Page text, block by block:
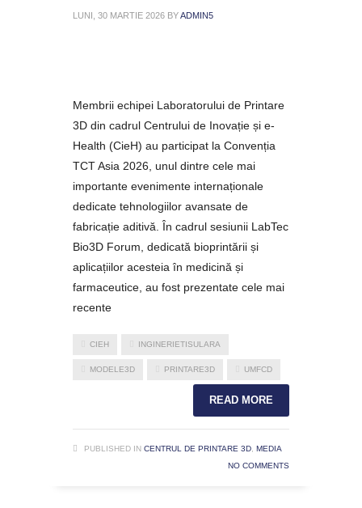
LUNI, 30 MARTIE 2026 BYADMIN5
Membrii echipei Laboratorului de Printare
3D din cadrul Centrului de Inovație și e-
Health (CieH) au participat la Convenția
TCT Asia 2026, unul dintre cele mai
importante evenimente internaționale
dedicate tehnologiilor avansate de
fabricație aditivă. În cadrul sesiunii LabTec
Bio3D Forum, dedicată bioprintării și
aplicațiilor acesteia în medicină și
farmaceutice, au fost prezentate cele mai
recente
CIEH INGINERIETISULARA
MODELE3D PRINTARE3D UMFCD
READ MORE
PUBLISHED IN CENTRUL DE PRINTARE 3D, MEDIA
NO COMMENTS